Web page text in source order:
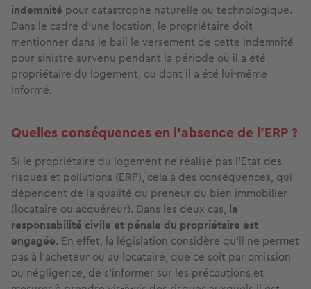
indemnité pour catastrophe naturelle ou technologique.
Dans le cadre d’une location, le propriétaire doit
mentionner dans le bail le versement de cette indemnité
pour sinistre survenu pendant la période où il a été
propriétaire du logement, ou dont il a été lui-même
informé.
Quelles conséquences en l’absence de l’ERP ?
Si le propriétaire du logement ne réalise pas l’Etat des
risques et pollutions (ERP), cela a des conséquences, qui
dépendent de la qualité du preneur du bien immobilier
(locataire ou acquéreur). Dans les deux cas, la
responsabilité civile et pénale du propriétaire est
engagée. En effet, la législation considère qu’il ne permet
pas à l’acheteur ou au locataire, que ce soit par omission
ou négligence, de s’informer sur les précautions et